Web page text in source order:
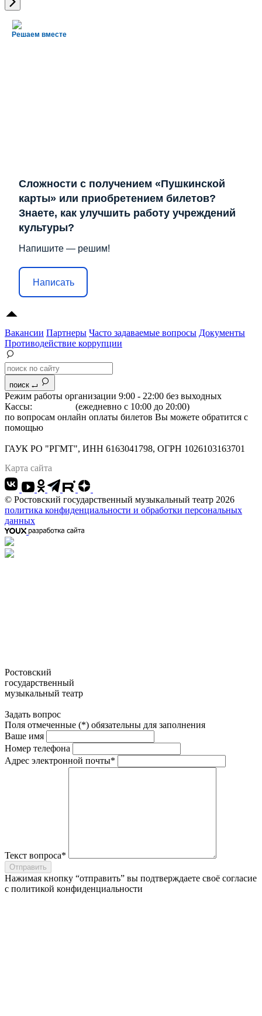
Решаем вместе
Сложности с получением «Пушкинской
карты» или приобретением билетов?
Знаете, как улучшить работу учреждений
культуры?
Напишите — решим!
Написать
Вакансии Партнеры Часто задаваемые вопросы Документы
Противодействие коррупции
поиск
Режим работы организации 9:00 - 22:00 без выходных
Кассы:
(ежедневно с 10:00 до 20:00)
по вопросам онлайн оплаты билетов Вы можете обратится с
помощью
ГАУК РО "РГМТ", ИНН 6163041798, ОГРН 1026103163701
Карта сайта
© Ростовский государственный музыкальный театр 2026
политика конфиденциальности и обработки персональных
данных
Ростовский
государственный
музыкальный театр
Задать вопрос
Поля отмеченные (*) обязательны для заполнения
Ваше имя
Номер телефона
Адрес электронной почты*
Текст вопроса*
Отправить
Нажимая кнопку “отправить” вы подтверждаете своё согласие
с политикой конфиденциальности